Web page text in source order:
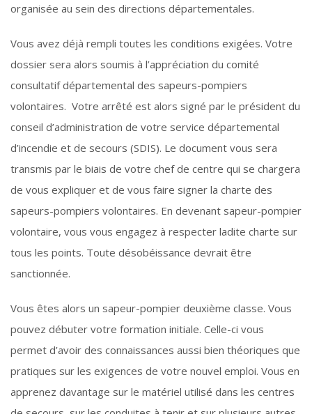
organisée au sein des directions départementales.
Vous avez déjà rempli toutes les conditions exigées. Votre
dossier sera alors soumis à l’appréciation du comité
consultatif départemental des sapeurs-pompiers
volontaires. Votre arrêté est alors signé par le président du
conseil d’administration de votre service départemental
d’incendie et de secours (SDIS). Le document vous sera
transmis par le biais de votre chef de centre qui se chargera
de vous expliquer et de vous faire signer la charte des
sapeurs-pompiers volontaires. En devenant sapeur-pompier
volontaire, vous vous engagez à respecter ladite charte sur
tous les points. Toute désobéissance devrait être
sanctionnée.
Vous êtes alors un sapeur-pompier deuxième classe. Vous
pouvez débuter votre formation initiale. Celle-ci vous
permet d’avoir des connaissances aussi bien théoriques que
pratiques sur les exigences de votre nouvel emploi. Vous en
apprenez davantage sur le matériel utilisé dans les centres